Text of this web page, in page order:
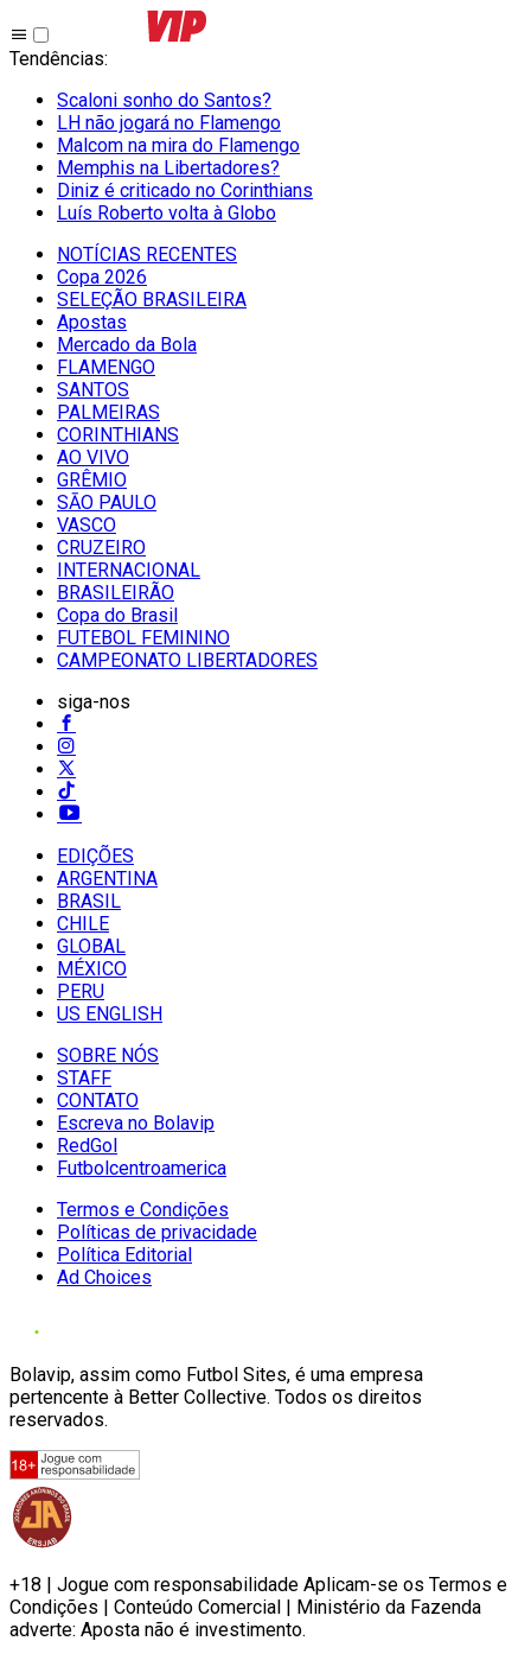
Tendências:
Scaloni sonho do Santos?
LH não jogará no Flamengo
Malcom na mira do Flamengo
Memphis na Libertadores?
Diniz é criticado no Corinthians
Luís Roberto volta à Globo
NOTÍCIAS RECENTES
Copa 2026
SELEÇÃO BRASILEIRA
Apostas
Mercado da Bola
FLAMENGO
SANTOS
PALMEIRAS
CORINTHIANS
AO VIVO
GRÊMIO
SĀO PAULO
VASCO
CRUZEIRO
INTERNACIONAL
BRASILEIRÃO
Copa do Brasil
FUTEBOL FEMININO
CAMPEONATO LIBERTADORES
siga-nos
EDIÇÕES
ARGENTINA
BRASIL
CHILE
GLOBAL
MÉXICO
PERU
US ENGLISH
SOBRE NÓS
STAFF
CONTATO
Escreva no Bolavip
RedGol
Futbolcentroamerica
Termos e Condições
Políticas de privacidade
Política Editorial
Ad Choices
Bolavip, assim como Futbol Sites, é uma empresa
pertencente à Better Collective. Todos os direitos
reservados.
+18 | Jogue com responsabilidade Aplicam-se os Termos e
Condições | Conteúdo Comercial | Ministério da Fazenda
adverte: Aposta não é investimento.